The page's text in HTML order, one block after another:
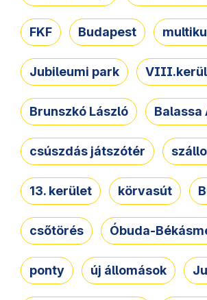
FKF Budapest
Jubileumi park
Brunszkó László Balassa
csúszdás játszótér
13. kerület körvasút
csőtörés Óbuda-
ponty új állomások